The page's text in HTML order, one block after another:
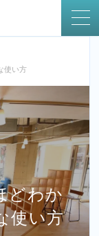
使い方
どわか
使い方